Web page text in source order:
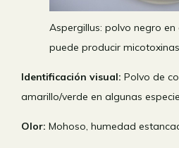
Aspergillus: polvo negro
puede producir
Identificación visual: Polvo de
amarillo/verde en algunas
Olor: Mohoso, humedad